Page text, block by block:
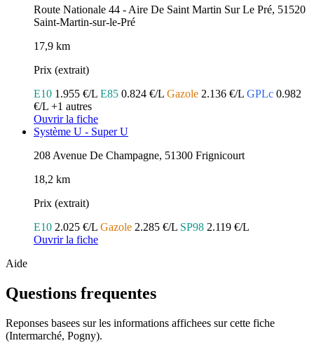
Route Nationale 44 - Aire De Saint Martin Sur Le Pré, 51520
Saint-Martin-sur-le-Pré
17,9 km
Prix (extrait)
E10 1.955 €/L E85 0.824 €/L Gazole 2.136 €/L GPLc 0.982
€/L +1 autres
Ouvrir la fiche
Système U - Super U
208 Avenue De Champagne, 51300 Frignicourt
18,2 km
Prix (extrait)
E10 2.025 €/L Gazole 2.285 €/L SP98 2.119 €/L
Ouvrir la fiche
Aide
Questions frequentes
Reponses basees sur les informations affichees sur cette fiche
(Intermarché, Pogny).